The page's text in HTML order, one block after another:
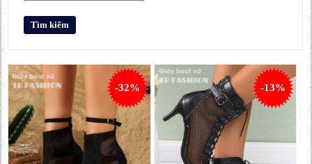
-32% -13%